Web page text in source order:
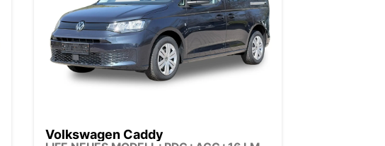
Volkswagen Caddy